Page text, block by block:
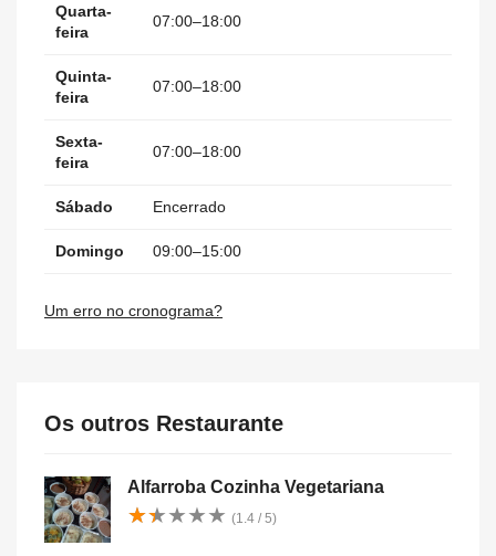
Quarta-
feira
07:00–18:00
Quinta-
feira
07:00–18:00
Sexta-
feira
07:00–18:00
Sábado Encerrado
Domingo 09:00–15:00
Um erro no cronograma?
Os outros Restaurante
Alfarroba Cozinha Vegetariana
★★★★★
★★★★★ (1.4 / 5)